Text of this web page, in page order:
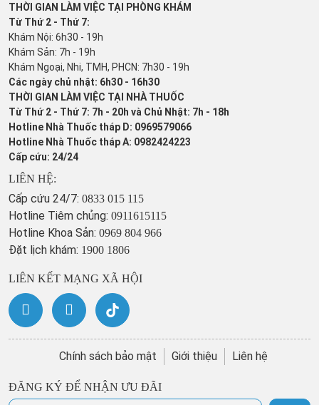
THỜI GIAN LÀM VIỆC TẠI PHÒNG KHÁM
Từ Thứ 2 - Thứ 7:
Khám Nội: 6h30 - 19h
Khám Sản: 7h - 19h
Khám Ngoại, Nhi, TMH, PHCN: 7h30 - 19h
Các ngày chủ nhật: 6h30 - 16h30
THỜI GIAN LÀM VIỆC TẠI NHÀ THUỐC
Từ Thứ 2 - Thứ 7: 7h - 20h và Chủ Nhật: 7h - 18h
Hotline Nhà Thuốc tháp D: 0969579066
Hotline Nhà Thuốc tháp A: 0982424223
Cấp cứu: 24/24
LIÊN HỆ:
Cấp cứu 24/7: 0833 015 115
Hotline Tiêm chủng: 0911615115
Hotline Khoa Sản: 0969 804 966
Đặt lịch khám: 1900 1806
LIÊN KẾT MẠNG XÃ HỘI
Chính sách bảo mật Giới thiệu Liên hệ
ĐĂNG KÝ ĐỂ NHẬN ƯU ĐÃI